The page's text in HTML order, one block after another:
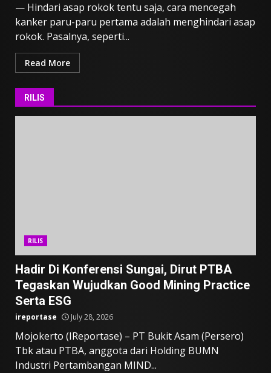
— Hindari asap rokok tentu saja, cara mencegah
kanker paru-paru pertama adalah menghindari asap
rokok. Pasalnya, seperti...
Read More
RILIS
RILIS
Hadir Di Konferensi Sungai, Dirut PTBA
Tegaskan Wujudkan Good Mining Practice
Serta ESG
ireportase July 28, 2026
Mojokerto (IReportase) – PT Bukit Asam (Persero)
Tbk atau PTBA, anggota dari Holding BUMN
Industri Pertambangan MIND...